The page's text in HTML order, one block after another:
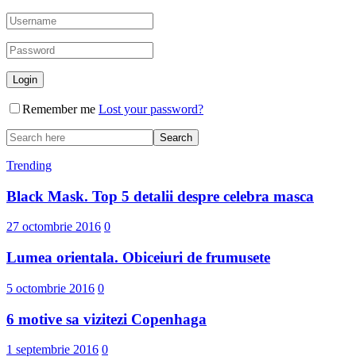
Remember me Lost your password?
Trending
Black Mask. Top 5 detalii despre celebra masca
27 octombrie 2016 0
Lumea orientala. Obiceiuri de frumusete
5 octombrie 2016 0
6 motive sa vizitezi Copenhaga
1 septembrie 2016 0